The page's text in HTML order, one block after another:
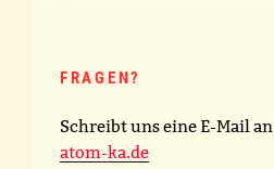
FRAGEN?
Schreibt uns eine E-Mail an
atom-ka.de